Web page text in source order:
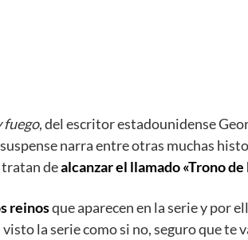
fuego, del escritor estadounidense
narra entre otras muchas
tratan dealcanzar el llamado «Trono
reinosque aparecen en la serie y por
la serie como si no, seguro que te